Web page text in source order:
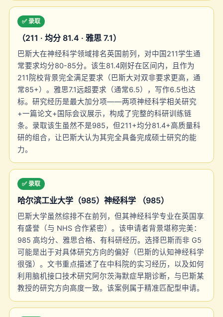
✅ 录取
（211 · 均分 81.4 · 雅思 7.1）
巴斯大在神经科学领域排名英国前列，对中国211学生通
常要求均分80-85分。该生81.4刚好在区间内，且作为
211院校背景完全满足要求（巴斯大对双非要求更高，通
常85+）。雅思7.1远超要求（通常6.5），写作6.5也达
标。研究经历是最大加分项——两项神经科学相关研究
+一篇论文+国际会议展示，构成了完整的科研训练链
条。录取该生虽然不是985，但211+均分81.4+高质量科
研的组合，让巴斯大认为其完全具备完成硕士研究的能
力。
✅ 录取
哈尔滨工业大学（985）神经科学 （985）
巴斯大学虽然综排不在前列，但其神经科学专业在英国享
有盛誉（与 NHS 合作紧密）。该申请者背景堪称完美：
985 高均分、雅思合格、有科研经历。选择巴斯而非 G5
可能是出于对具体研究方向的偏好（巴斯的认知神经科学
很强）。文书重点描述了在中科院的实习经历，以及如何
利用脑机接口技术研究阿尔茨海默症早期诊断，与巴斯某
教授的研究方向高度一致。该案例属于精准匹配型申请。